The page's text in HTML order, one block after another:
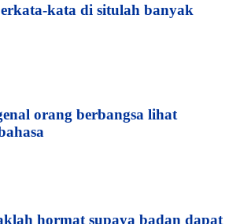
kata di situlah banyak
orang berbangsa lihat
hormat supaya badan dapat